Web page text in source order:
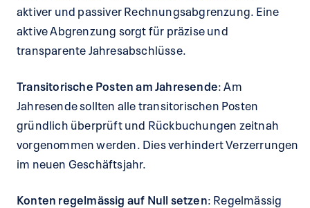
aktiver und passiver Rechnungsabgrenzung. Eine
aktive Abgrenzung sorgt für präzise und
transparente Jahresabschlüsse.
Transitorische Posten am Jahresende: Am
Jahresende sollten alle transitorischen Posten
gründlich überprüft und Rückbuchungen zeitnah
vorgenommen werden. Dies verhindert Verzerrungen
im neuen Geschäftsjahr.
Konten regelmässig auf Null setzen: Regelmässig